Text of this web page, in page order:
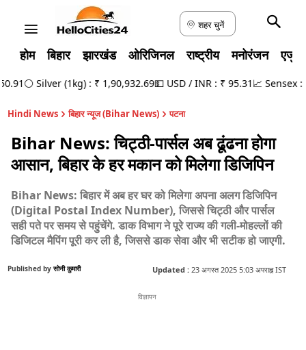
शहर चुनें
होम बिहार झारखंड ओरिजिनल राष्ट्रीय मनोरंजन
⚪ Silver (1kg) : ₹ 1,90,932.69💵 USD / INR : ₹ 95.31📈 Sensex :
Hindi News बिहार न्यूज (Bihar News) पटना
Bihar News: चिट्ठी-पार्सल अब ढूंढना होगा
आसान, बिहार के हर मकान को मिलेगा डिजिपिन
Bihar News: बिहार में अब हर घर को मिलेगा अपना अलग डिजिपिन
(Digital Postal Index Number), जिससे चिट्ठी और पार्सल
सही पते पर समय से पहुंचेंगे. डाक विभाग ने पूरे राज्य की गली-मोहल्लों की
डिजिटल मैपिंग पूरी कर ली है, जिससे डाक सेवा और भी सटीक हो जाएगी.
Published by सोनी कुमारी Updated : 23 अगस्त 2025 5:03 अपराह्न IST
विज्ञापन